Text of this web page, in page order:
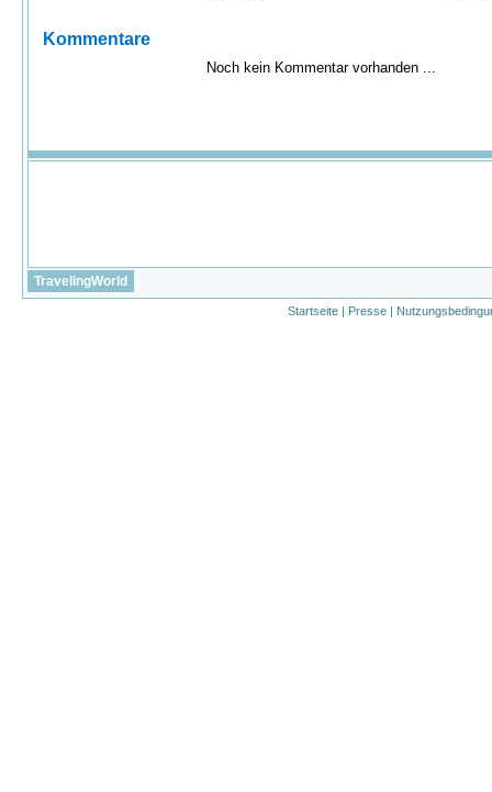
Kommentare
Noch kein Kommentar vorhanden ...
TravelingWorld
Startseite | Presse |